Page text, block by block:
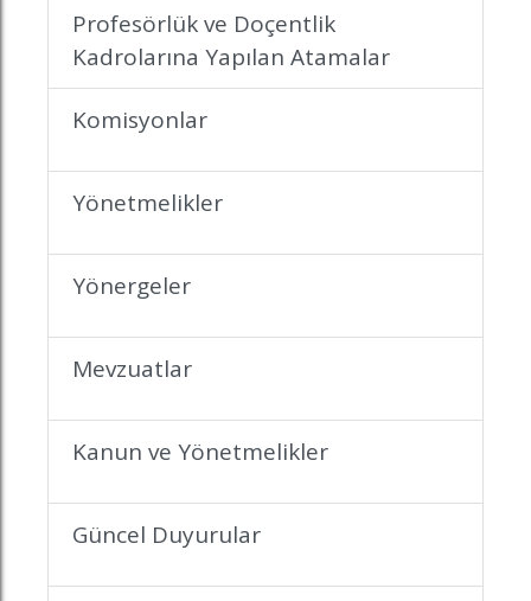
Profesörlük ve Doçentlik
Kadrolarına Yapılan Atamalar
Komisyonlar
Yönetmelikler
Yönergeler
Mevzuatlar
Kanun ve Yönetmelikler
Güncel Duyurular